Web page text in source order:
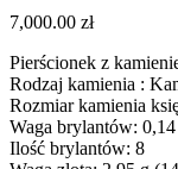
7,000.00 zł
Pierścionek z
Rodzaj kamienia :
Rozmiar kamienia
Waga brylantów:
Ilość brylantów: 8